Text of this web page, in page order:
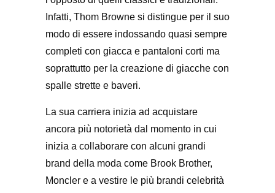
Infatti, Thom Browne si distingue per il suo
modo di essere indossando quasi sempre
completi con giacca e pantaloni corti ma
soprattutto per la creazione di giacche con
spalle strette e baveri.
La sua carriera inizia ad acquistare
ancora più notorietà dal momento in cui
inizia a collaborare con alcuni grandi
brand della moda come Brook Brother,
Moncler e a vestire le più brandi celebrità